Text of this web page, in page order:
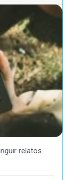
relatos